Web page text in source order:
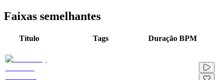
Faixas semelhantes
Título Tags Duração BPM